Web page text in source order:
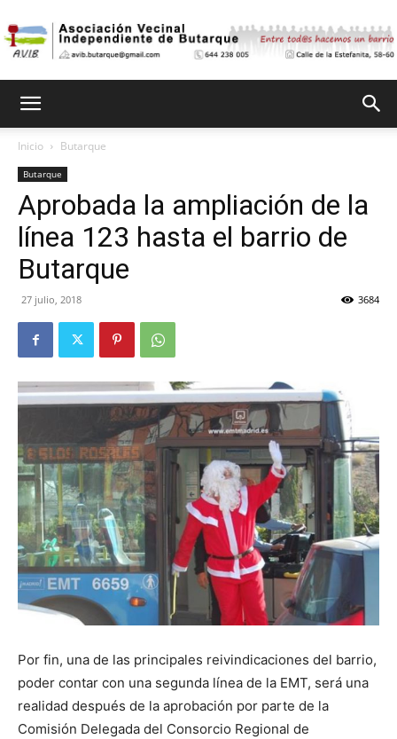
Butarque
Inicio Butarque
Butarque
Aprobada la ampliación de la
línea 123 hasta el barrio de
Butarque
27 julio, 2018 3684
Por fin, una de las principales reivindicaciones del barrio,
poder contar con una segunda línea de la EMT, será una
realidad después de la aprobación por parte de la
Comisión Delegada del Consorcio Regional de